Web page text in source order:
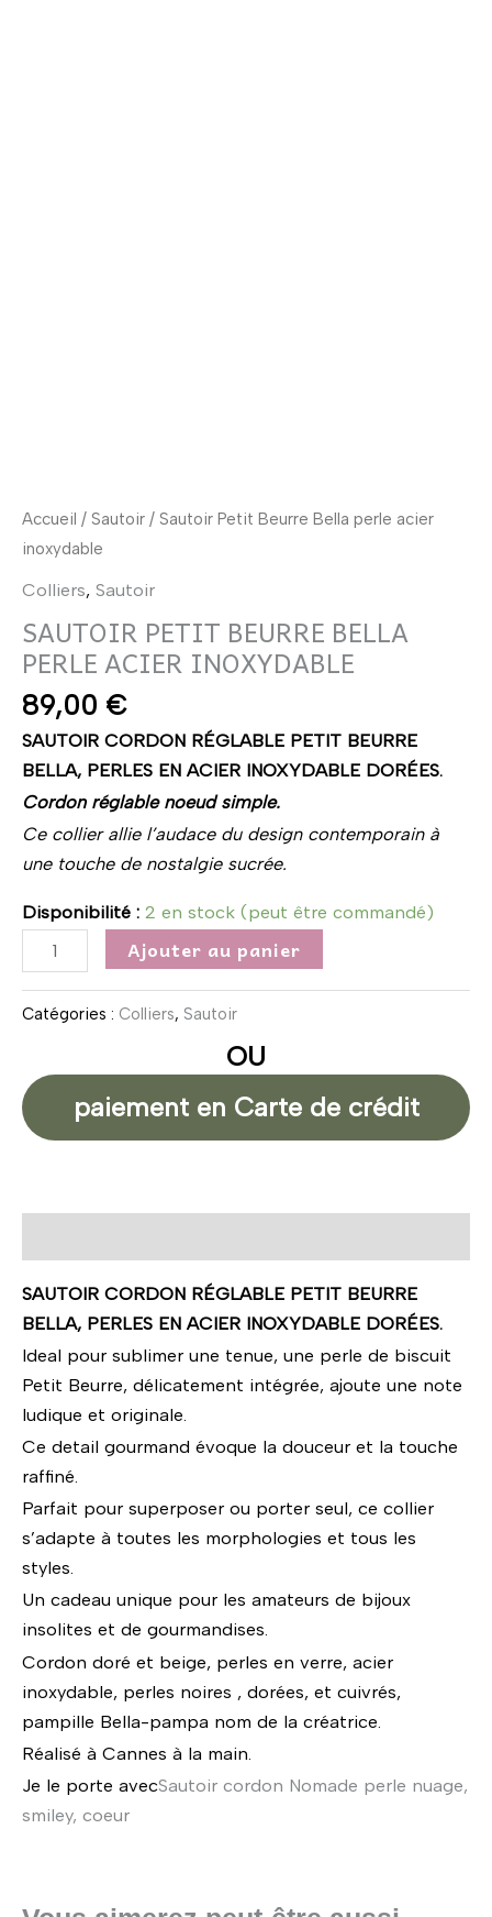
Accueil / Sautoir / Sautoir Petit Beurre Bella perle acier
inoxydable
Colliers, Sautoir
SAUTOIR PETIT BEURRE BELLA
PERLE ACIER INOXYDABLE
89,00 €
SAUTOIR CORDON RÉGLABLE PETIT BEURRE
BELLA, PERLES EN ACIER INOXYDABLE DORÉES.
Cordon réglable noeud simple.
Ce collier allie l’audace du design contemporain à
une touche de nostalgie sucrée.
Disponibilité : 2 en stock (peut être commandé)
Ajouter au panier
Catégories : Colliers, Sautoir
OU
paiement en Carte de crédit
SAUTOIR CORDON RÉGLABLE PETIT BEURRE
BELLA, PERLES EN ACIER INOXYDABLE DORÉES.
Ideal pour sublimer une tenue, une perle de biscuit
Petit Beurre, délicatement intégrée, ajoute une note
ludique et originale.
Ce detail gourmand évoque la douceur et la touche
raffiné.
Parfait pour superposer ou porter seul, ce collier
s’adapte à toutes les morphologies et tous les
styles.
Un cadeau unique pour les amateurs de bijoux
insolites et de gourmandises.
Cordon doré et beige, perles en verre, acier
inoxydable, perles noires , dorées, et cuivrés,
pampille Bella-pampa nom de la créatrice.
Réalisé à Cannes à la main.
Je le porte avecSautoir cordon Nomade perle nuage,
smiley, coeur